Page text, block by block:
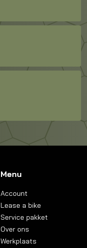
Menu
Account
Lease a bike
Service pakket
Over ons
Werkplaats